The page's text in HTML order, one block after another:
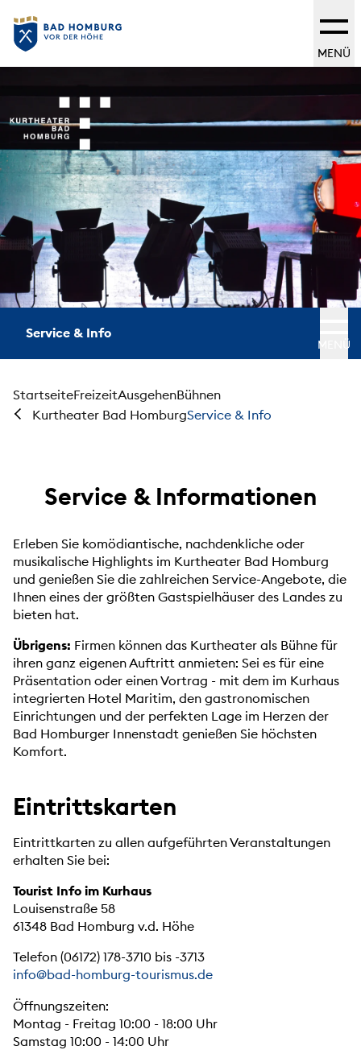
MENÜ
Service & Info
MENÜ
StartseiteFreizeitAusgehenBühnen
Kurtheater Bad HomburgService & Info
Service & Informationen
Erleben Sie komödiantische, nachdenkliche oder
musikalische Highlights im Kurtheater Bad Homburg
und genießen Sie die zahlreichen Service-Angebote, die
Ihnen eines der größten Gastspielhäuser des Landes zu
bieten hat.
Übrigens: Firmen können das Kurtheater als Bühne für
ihren ganz eigenen Auftritt anmieten: Sei es für eine
Präsentation oder einen Vortrag - mit dem im Kurhaus
integrierten Hotel Maritim, den gastronomischen
Einrichtungen und der perfekten Lage im Herzen der
Bad Homburger Innenstadt genießen Sie höchsten
Komfort.
Eintrittskarten
Eintrittkarten zu allen aufgeführten Veranstaltungen
erhalten Sie bei:
Tourist Info im Kurhaus
Louisenstraße 58
61348 Bad Homburg v.d. Höhe
Telefon (06172) 178-3710 bis -3713
info@bad-homburg-tourismus.de
Öffnungszeiten:
Montag - Freitag 10:00 - 18:00 Uhr
Samstag 10:00 - 14:00 Uhr